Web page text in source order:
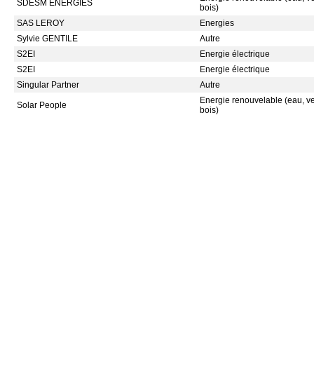
SDESM ENERGIES
bois)
SAS LEROY
Energies
Sylvie GENTILE
Autre
S2EI
Energie électrique
S2EI
Energie électrique
Singular Partner
Autre
Solar People
Energie renouvelable (eau,
bois)